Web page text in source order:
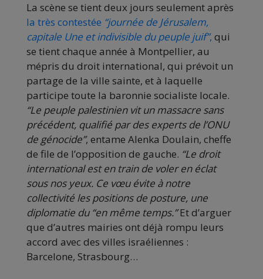
La scène se tient deux jours seulement après
la très contestée “journée de Jérusalem,
capitale Une et indivisible du peuple juif”, qui
se tient chaque année à Montpellier, au
mépris du droit international, qui prévoit un
partage de la ville sainte, et à laquelle
participe toute la baronnie socialiste locale.
“Le peuple palestinien vit un massacre sans
précédent, qualifié par des experts de l’ONU
de génocide”, entame Alenka Doulain, cheffe
de file de l’opposition de gauche. “Le droit
international est en train de voler en éclat
sous nos yeux. Ce vœu évite à notre
collectivité les positions de posture, une
diplomatie du “en même temps.”Et d’arguer
que d’autres mairies ont déjà rompu leurs
accord avec des villes israéliennes :
Barcelone, Strasbourg…